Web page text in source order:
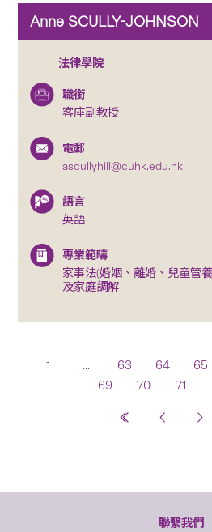
Anne SCULLY-JOHNSON
法律學院
職銜
客座副教授
電郵
ascullyhill@cuhk.edu.hk
語言
英語
專業範疇
家事法(婚姻、離婚、兒童管
及家庭調解
1 ... 63 64 65
69
70 71
聯繫我們